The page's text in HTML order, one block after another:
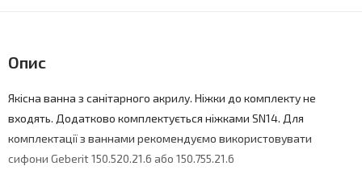
Опис
Якісна ванна з санітарного акрилу. Ніжки до комплекту не
входять. Додатково комплектується ніжками SN14. Для
комплектації з ваннами рекомендуємо використовувати
сифони Geberit 150.520.21.6 або 150.755.21.6